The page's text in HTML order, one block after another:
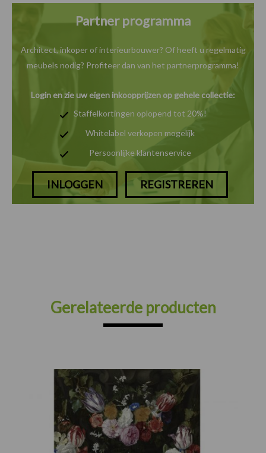
Partner programma
Architect, inkoper of interieurbouwer? Of heeft u regelmatig
meubels nodig? Profiteer dan van het partnerprogramma!
Login en zie uw eigen inkoopprijzen op gehele collectie:
Staffelkortingen oplopend tot 20%!
Whitelabel verkopen mogelijk
Persoonlijke klantenservice
INLOGGEN REGISTREREN
Gerelateerde producten